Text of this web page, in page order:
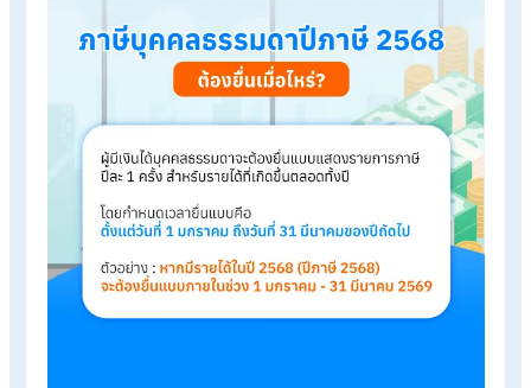
โดยทั่วไป ผู้มีเงินได้บุคคลธรรมดาจะต้องยื่นแบบแสดงรายการภาษี
สำหรับรายได้ที่เกิดขึ้นตลอดทั้งปี โดยมีช่วงเวลายื่นดังนี้
ยื่นแบบกระดาษ ที่สำนักงาน กรมสรรพากร : วันที่ 1 มกราคม
31 มีนาคม 2569
ยื่นแบบออนไลน์ ผ่านเว็บไซต์กรมสรรพากร : วันที่ 1 มกราคม
8 เมษายน 2569